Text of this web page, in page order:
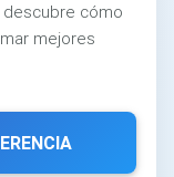
cómo
mejores